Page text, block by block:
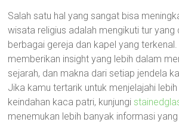
Salah satu hal yang sangat bisa
wisata religius adalah mengikuti tur yang
berbagai gereja dan kapel yang terkenal.
memberikan insight yang lebih dalam
sejarah, dan makna dari setiap jendela
Jika kamu tertarik untuk menjelajahi
keindahan kaca patri, kunjungi
menemukan lebih banyak informasi